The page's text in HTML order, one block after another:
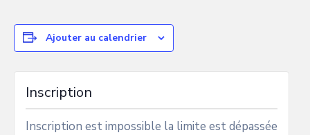
Ajouter au calendrier
Inscription
Inscription est impossible la limite est dépassée